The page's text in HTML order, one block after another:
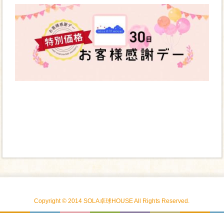
Copyright © 2014 SOLA卓球HOUSE All Rights Reserved.